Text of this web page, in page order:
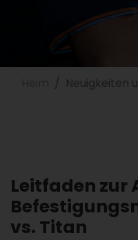
Neuigkeiten
Leitfaden zur
vs. Titan